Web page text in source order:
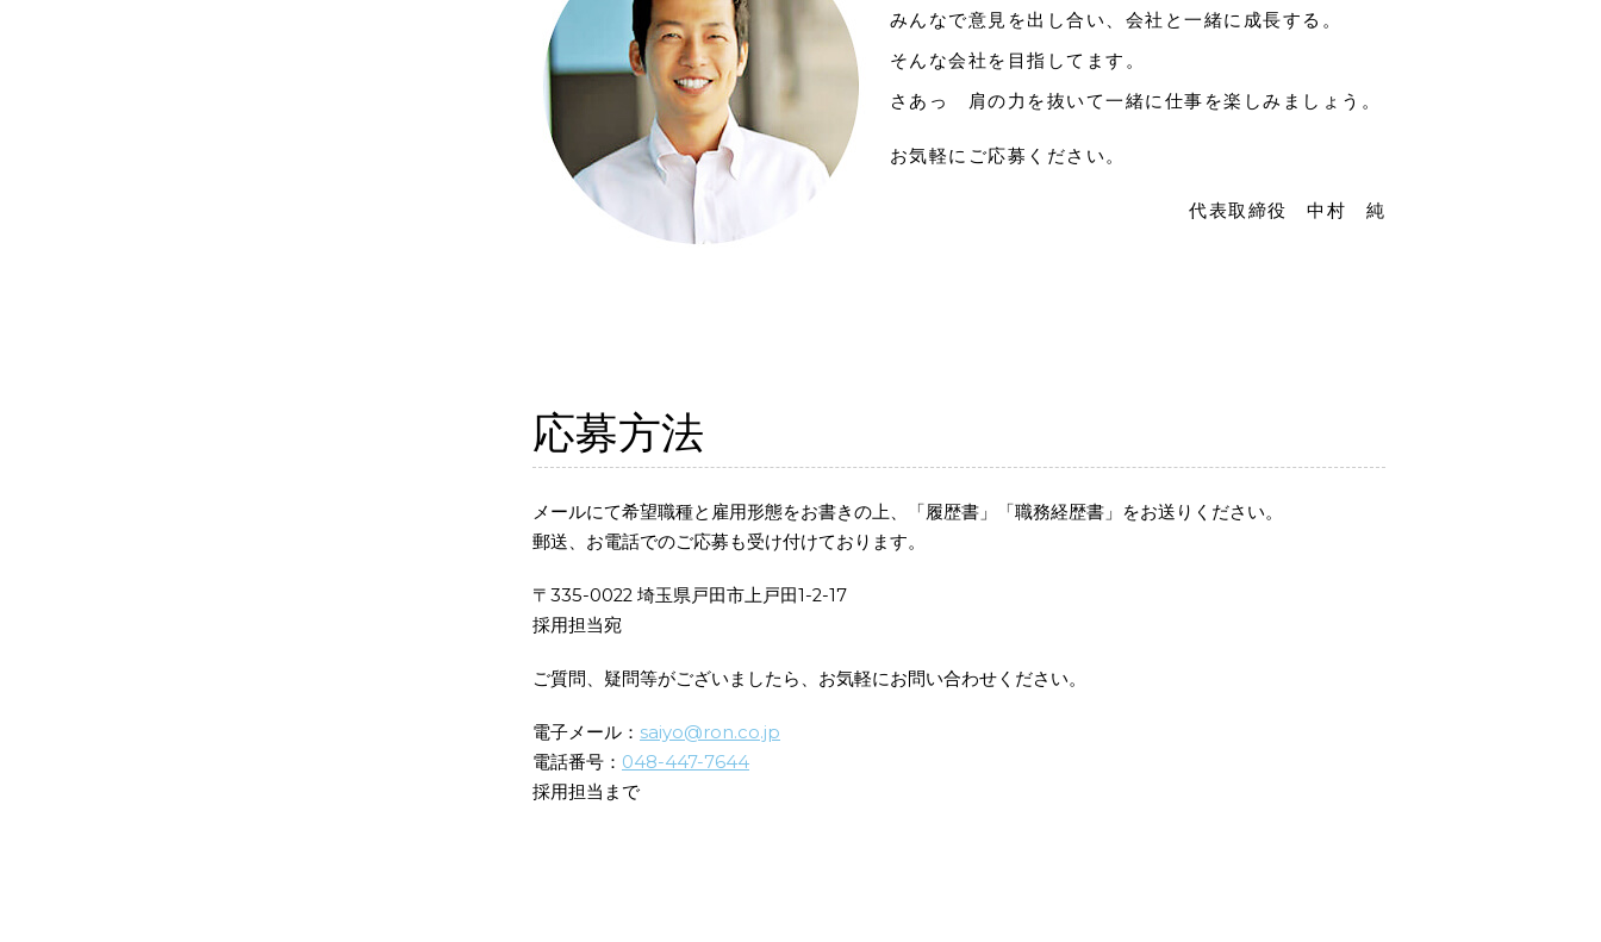
みんなで意見を出し合い、会社と一緒に成長する。
そんな会社を目指してます。
さあっ 肩の力を抜いて一緒に仕事を楽しみましょう。
お気軽にご応募ください。
代表取締役 中村 純
応募方法
メールにて希望職種と雇用形態をお書きの上、「履歴書」「職務経歴書」をお送りください。
郵送、お電話でのご応募も受け付けております。
〒335-0022 埼玉県戸田市上戸田1-2-17
採用担当宛
ご質問、疑問等がございましたら、お気軽にお問い合わせください。
電子メール： saiyo@ron.co.jp
電話番号： 048-447-7644
採用担当まで